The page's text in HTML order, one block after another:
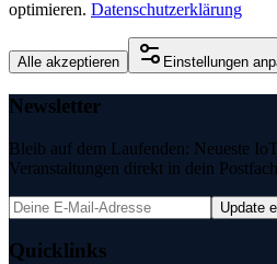
optimieren. Datenschutzerklärung
Alle akzeptieren Einstellungen
Newsletter
Bleib auf dem Laufenden: Neueste
Veranstaltungen direkt in dein
Update
Quicklinks